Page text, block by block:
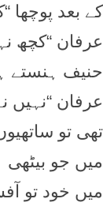
کے بعد پوچھا
عرفان “کچھ
حنیف ہنستے
عرفان “نہیں
تھی تو
میں جو بیٹھی
میں خود تو